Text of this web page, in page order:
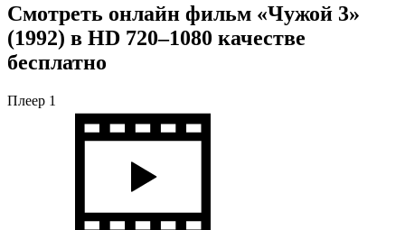
Смотреть онлайн фильм «Чужой 3»
(1992) в HD 720–1080 качестве
бесплатно
Плеер 1